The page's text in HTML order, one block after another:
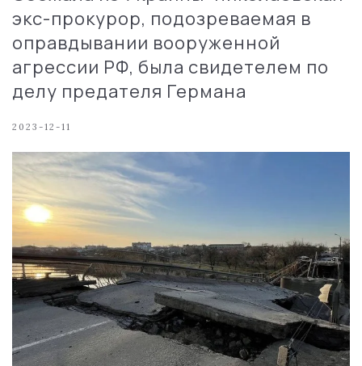
экс-прокурор, подозреваемая в
оправдывании вооруженной
агрессии РФ, была свидетелем по
делу предателя Германа
2023-12-11